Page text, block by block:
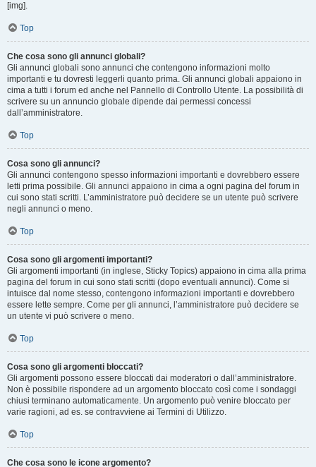
[img].
Top
Che cosa sono gli annunci globali?
Gli annunci globali sono annunci che contengono informazioni molto
importanti e tu dovresti leggerli quanto prima. Gli annunci globali appaiono in
cima a tutti i forum ed anche nel Pannello di Controllo Utente. La possibilità di
scrivere su un annuncio globale dipende dai permessi concessi
dall’amministratore.
Top
Cosa sono gli annunci?
Gli annunci contengono spesso informazioni importanti e dovrebbero essere
letti prima possibile. Gli annunci appaiono in cima a ogni pagina del forum in
cui sono stati scritti. L’amministratore può decidere se un utente può scrivere
negli annunci o meno.
Top
Cosa sono gli argomenti importanti?
Gli argomenti importanti (in inglese, Sticky Topics) appaiono in cima alla prima
pagina del forum in cui sono stati scritti (dopo eventuali annunci). Come si
intuisce dal nome stesso, contengono informazioni importanti e dovrebbero
essere lette sempre. Come per gli annunci, l’amministratore può decidere se
un utente vi può scrivere o meno.
Top
Cosa sono gli argomenti bloccati?
Gli argomenti possono essere bloccati dai moderatori o dall’amministratore.
Non è possibile rispondere ad un argomento bloccato così come i sondaggi
chiusi terminano automaticamente. Un argomento può venire bloccato per
varie ragioni, ad es. se contravviene ai Termini di Utilizzo.
Top
Che cosa sono le icone argomento?